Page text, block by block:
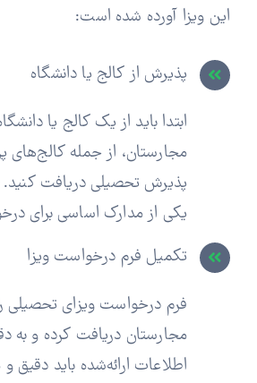
این ویزا آورده شده است:
پذیرش از کالج یا دانشگاه
ابتدا باید از یک کالج یا
مجارستان، از جمله کالج‌های
پذیرش تحصیلی دریافت
یکی از مدارک اساسی برای
تکمیل فرم درخواست ویزا
فرم درخواست ویزای تحصیلی
مجارستان دریافت کرده و به
اطلاعات ارائه‌شده باید دقیق